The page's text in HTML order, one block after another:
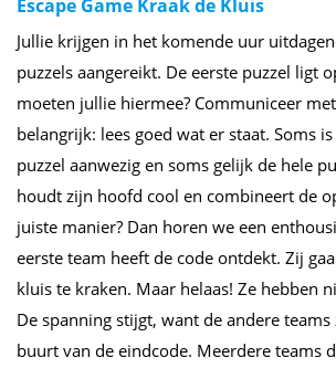
Escape Game Kraak de Kluis
Jullie krijgen in het komende uur
puzzels aangereikt. De eerste puzzel ligt
moeten jullie hiermee? Communiceer
belangrijk: lees goed wat er staat. Soms
puzzel aanwezig en soms gelijk de hele
houdt zijn hoofd cool en combineert de
juiste manier? Dan horen we een
eerste team heeft de code ontdekt. Zij
kluis te kraken. Maar helaas! Ze hebben
De spanning stijgt, want de andere
buurt van de eindcode. Meerdere teams